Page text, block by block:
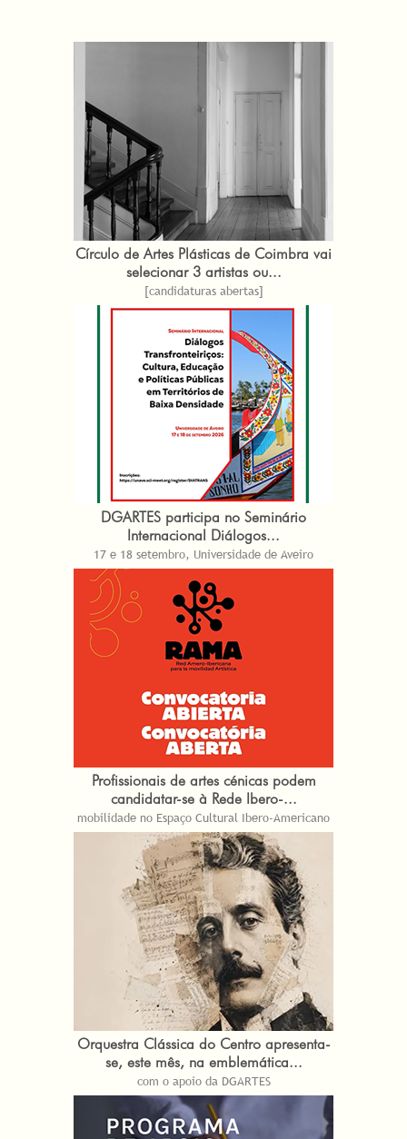
Círculo de Artes Plásticas de Coimbra vai
selecionar 3 artistas ou...
[candidaturas abertas]
DGARTES participa no Seminário
Internacional Diálogos...
17 e 18 setembro, Universidade de Aveiro
Profissionais de artes cénicas podem
candidatar-se à Rede Ibero-...
mobilidade no Espaço Cultural Ibero-Americano
Orquestra Clássica do Centro apresenta-
se, este mês, na emblemática...
com o apoio da DGARTES